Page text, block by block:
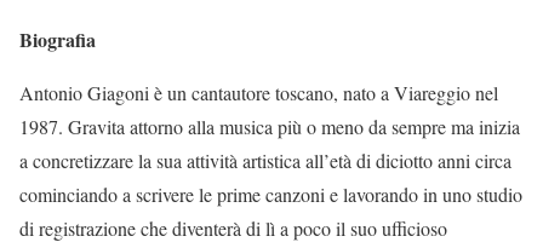
Biografia
Antonio Giagoni è un cantautore toscano, nato a Viareggio nel
1987. Gravita attorno alla musica più o meno da sempre ma inizia
a concretizzare la sua attività artistica all’età di diciotto anni circa
cominciando a scrivere le prime canzoni e lavorando in uno studio
di registrazione che diventerà di lì a poco il suo ufficioso